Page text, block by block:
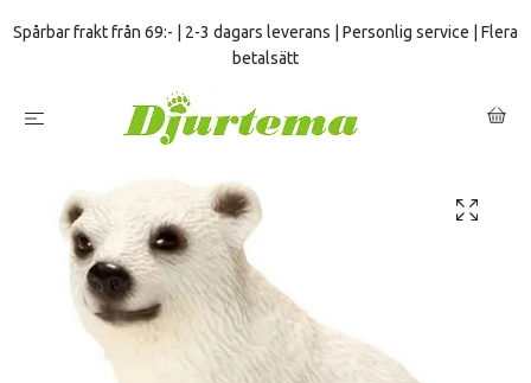
Spårbar frakt från 69:- | 2-3 dagars leverans | Personlig service | Flera
betalsätt